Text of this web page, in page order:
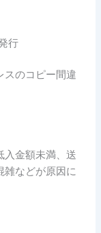
行
スのコピー間違
入金額未満、送
雑などが原因に